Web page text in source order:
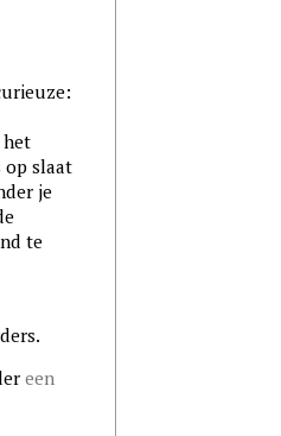
het
op slaat
je
te
een